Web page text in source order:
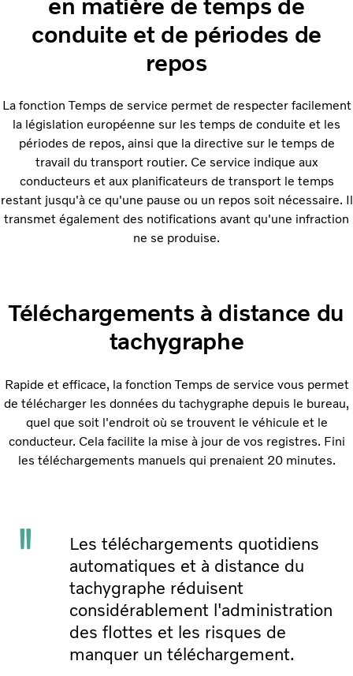
conduite et de périodes de
repos
La fonction Temps de service permet de respecter facilement
la législation européenne sur les temps de conduite et les
périodes de repos, ainsi que la directive sur le temps de
travail du transport routier. Ce service indique aux
conducteurs et aux planificateurs de transport le temps
restant jusqu'à ce qu'une pause ou un repos soit nécessaire. Il
transmet également des notifications avant qu'une infraction
ne se produise.
Téléchargements à distance du
tachygraphe
Rapide et efficace, la fonction Temps de service vous permet
de télécharger les données du tachygraphe depuis le bureau,
quel que soit l'endroit où se trouvent le véhicule et le
conducteur. Cela facilite la mise à jour de vos registres. Fini
les téléchargements manuels qui prenaient 20 minutes.
Les téléchargements quotidiens
automatiques et à distance du
tachygraphe réduisent
considérablement l'administration
des flottes et les risques de
manquer un téléchargement.